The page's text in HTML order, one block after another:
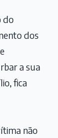
do
dos
a sua
fica
não